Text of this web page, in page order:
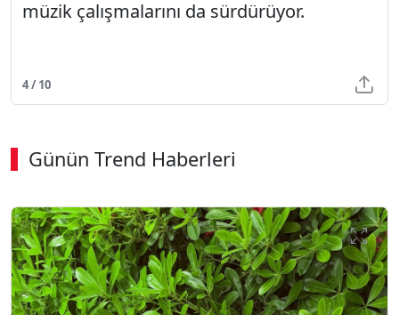
müzik çalışmalarını da sürdürüyor.
4 / 10
Günün Trend Haberleri
00:03 / 09:08
Sesi Aç